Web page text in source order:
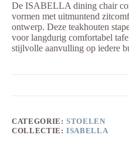
De ISABELLA dining chair
vormen met uitmuntend
ontwerp. Deze teakhouten
voor langdurig comfortabel
stijlvolle aanvulling op iedere
CATEGORIE: STOELEN
COLLECTIE: ISABELLA